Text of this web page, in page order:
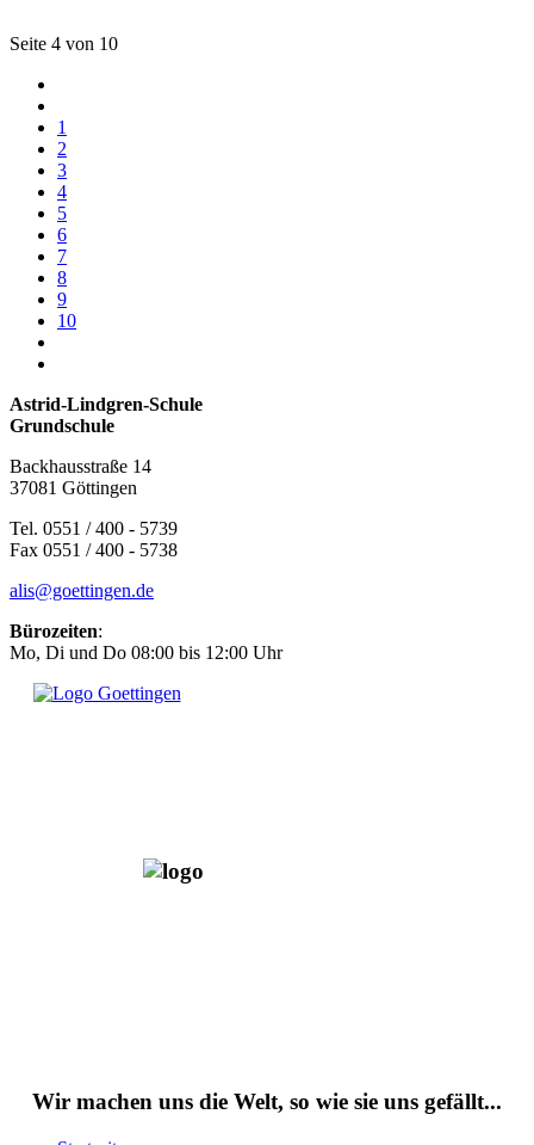
Seite 4 von 10
1
2
3
4
5
6
7
8
9
10
Astrid-Lindgren-Schule
Grundschule
Backhausstraße 14
37081 Göttingen
Tel. 0551 / 400 - 5739
Fax 0551 / 400 - 5738
alis@goettingen.de
Bürozeiten:
Mo, Di und Do 08:00 bis 12:00 Uhr
Wir machen uns die Welt, so wie sie uns gefällt...